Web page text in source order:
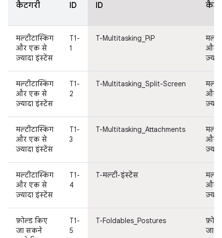
कैटगरी ID ID
मल्टीटास्किंग
और एक से
ज़्यादा इंस्टेंस
T1-
1
T-Multitasking_PiP
और
मल्टीटास्किंग
और एक से
ज़्यादा इंस्टेंस
T1-
2
T-Multitasking_Split-Screen
और
मल्टीटास्किंग
और एक से
ज़्यादा इंस्टेंस
T1-
3
T-Multitasking_Attachments
और
मल्टीटास्किंग
और एक से
ज़्यादा इंस्टेंस
T1-
4
T-मल्टी-इंस्टेंस
और
फ़ोल्ड किए
जा सकने
T1-
5
T-Foldables_Postures
जा